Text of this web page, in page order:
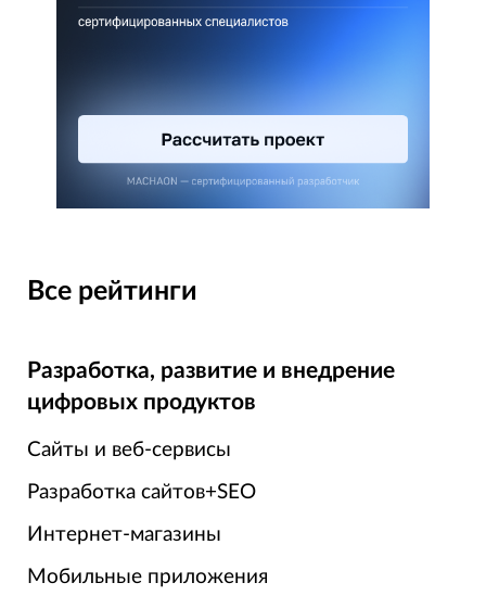
Все рейтинги
Разработка, развитие и внедрение
цифровых продуктов
Сайты и веб-сервисы
Разработка сайтов+SEO
Интернет-магазины
Мобильные приложения